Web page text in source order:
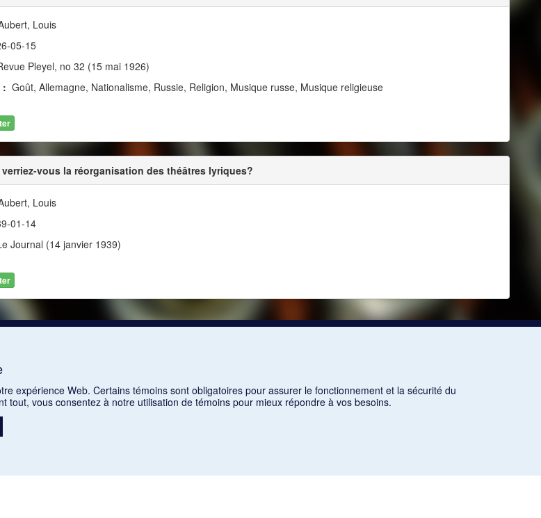
Louis
05-15
Pleyel, no 32 (15 mai 1926)
: Goût, Allemagne, Nationalisme, Russie, Religion, Musique russe, Musique religieuse
verriez-vous la réorganisation des théâtres lyriques?
Louis
01-14
Journal (14 janvier 1939)
expérience Web. Certains témoins sont obligatoires pour assurer le fonctionnement et la sécurité du
tout, vous consentez à notre utilisation de témoins pour mieux répondre à vos besoins.